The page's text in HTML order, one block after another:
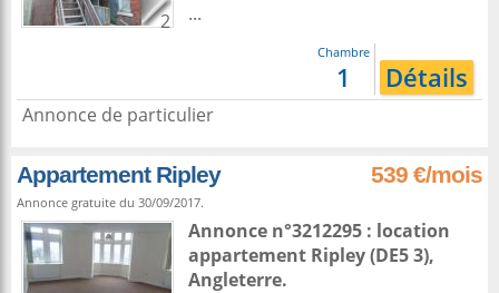
2
...
Chambre
1 Détails
Annonce de particulier
Appartement Ripley 539 €/mois
Annonce gratuite du 30/09/2017.
Annonce n°3212295 : location
appartement Ripley(DE5 3),
Angleterre.